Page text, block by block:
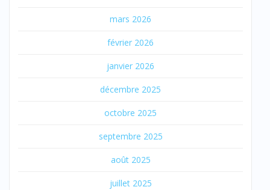
mars 2026
février 2026
janvier 2026
décembre 2025
octobre 2025
septembre 2025
août 2025
juillet 2025